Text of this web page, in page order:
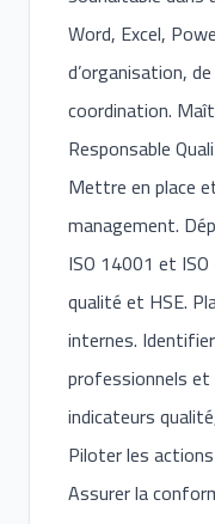
Word, Excel,
d’organisation,
coordination.
Responsable
Mettre en place
management.
ISO 14001 et
qualité et HSE.
internes.
professionnels et
indicateurs
Piloter les
Assurer la